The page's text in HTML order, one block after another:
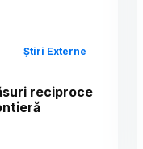
Știri Externe
reciproce